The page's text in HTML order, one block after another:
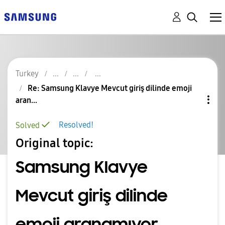
Turkey
Re: Samsung Klavye Mevcut giriş dilinde emoji
aran...
Resolved!
Solved
Original topic:
Samsung Klavye
Mevcut giriş dilinde